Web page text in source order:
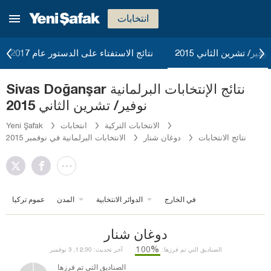
انتخابات
نتائج الاستفتاء على الدستور عام 2017 تشرين الثاني 2015
Sivas Doğanşar نتائج الإنتخابات البرلمانية
نوفير/ تشرين الثاني 2015
Yeni Şafak انتخابات
الانتخابات التركية
الانتخابات البرلمانية في نوفمبر 2015
دوغان شنار نتائج الانتخابات
عموم تركيا المدن الدوائر الانتخابية في الخارج
دوغان شنار
آخر تحديث: 12:30, 3 نوفمبر الصناديق التي تم فرزها: %100
الصناديق التي تم فرزها